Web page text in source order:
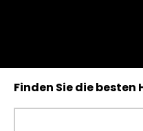
Finden Sie die